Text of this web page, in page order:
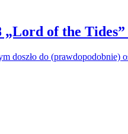
„Lord of the
doszło do (prawdopodobnie)